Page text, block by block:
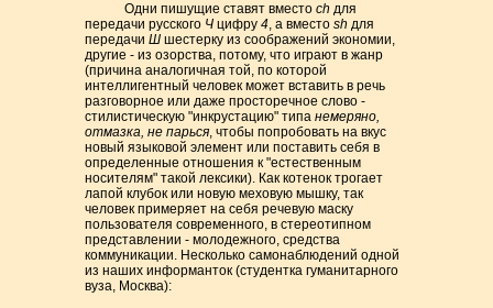
Одни пишущие ставят вместоch для
передачи русского Ч цифру4, а вместоsh для
передачиШ шестерку из соображений экономии,
другие - из озорства, потому, что играют в жанр
(причина аналогичная той, по которой
интеллигентный человек может вставить в речь
разговорное или даже просторечное слово -
стилистическую "инкрустацию" типанемеряно,
отмазка, не парься, чтобы попробовать на вкус
новый языковой элемент или поставить себя в
определенные отношения к "естественным
носителям" такой лексики). Как котенок трогает
лапой клубок или новую меховую мышку, так
человек примеряет на себя речевую маску
пользователя современного, в стереотипном
представлении - молодежного, средства
коммуникации. Несколько самонаблюдений одной
из наших информанток (студентка гуманитарного
вуза, Москва):